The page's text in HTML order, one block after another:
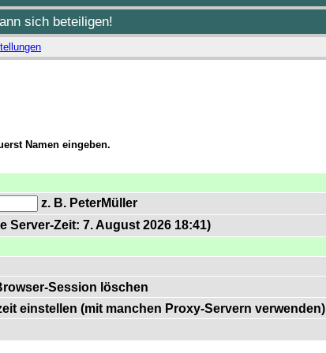
sich beteiligen!
Namen eingeben.
z. B. PeterMüller
Server-Zeit: 7. August 2026 18:41)
Session löschen
einstellen (mit manchen Proxy-Servern verwenden)